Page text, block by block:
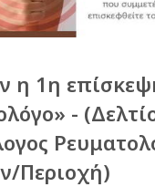
η 1η
-
Περιοχή)